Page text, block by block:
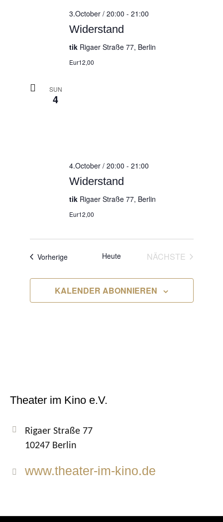
Widerstand
3.October / 20:00 - 21:00
tik Rigaer Straße 77, Berlin
Eur12,00
SUN
4
Widerstand
4.October / 20:00 - 21:00
tik Rigaer Straße 77, Berlin
Eur12,00
VorherigeVeranstaltungen
Heute NÄCHSTE
KALENDER ABONNIEREN
Theater im Kino e.V.
Rigaer Straße 77
10247 Berlin
www.theater-im-kino.de